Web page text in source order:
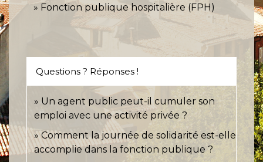
Fonction publique hospitalière (FPH)
Questions ? Réponses !
Un agent public peut-il cumuler son
emploi avec une activité privée ?
Comment la journée de solidarité est-elle
accomplie dans la fonction publique ?